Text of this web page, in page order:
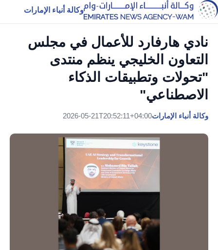
وكالة أنباء الإمارات
نادي هارفارد للأعمال في مجلس
التعاون الخليجي ينظم منتدى
"تحولات وتطبيقات الذكاء
الاصطناعي"
وكالة أنباء الإمارات2026-05-21T20:52:11+04:00